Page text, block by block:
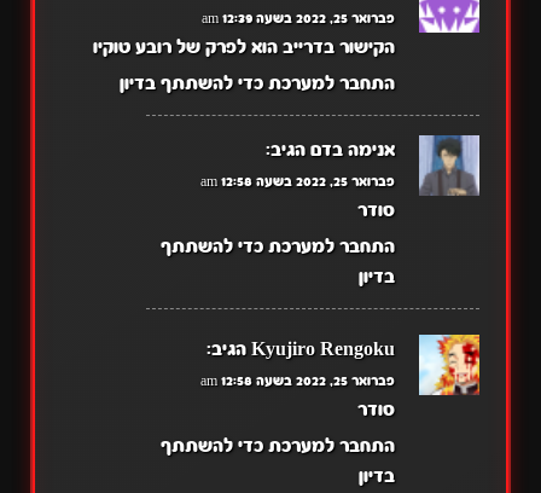
פברואר 25, 2022 בשעה 12:39 am
הקישור בדרייב הוא לפרק של רובע טוקיו
התחבר למערכת כדי להשתתף בדיון
אנימה בדם הגיב:
פברואר 25, 2022 בשעה 12:58 am
סודר
התחבר למערכת כדי להשתתף
בדיון
Kyujiro Rengoku הגיב:
פברואר 25, 2022 בשעה 12:58 am
סודר
התחבר למערכת כדי להשתתף
בדיון